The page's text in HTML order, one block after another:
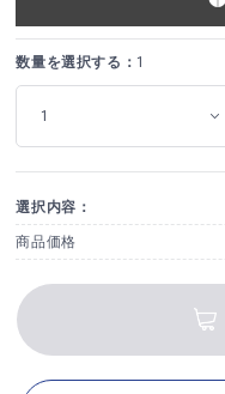
数量を選択する： 1
選択内容：
商品価格